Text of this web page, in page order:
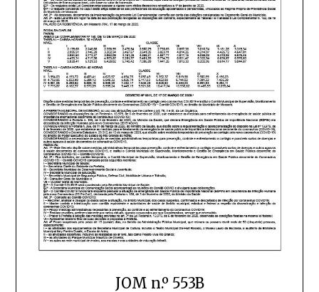
JOM n.º 553B